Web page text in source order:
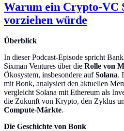
Warum ein Crypto-VC
vorziehen würde
Überblick
In dieser Podcast-Episode spricht
Sixman Ventures über die Rolle von
Ökosystem, insbesondere aufSolana.
mit Bonk, analysiert den aktuellen
vergleicht Solana mit Ethereum als
die Zukunft von Krypto, den Zyklus
Compute-Märkte.
Die Geschichte von Bonk